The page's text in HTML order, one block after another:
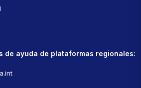
de ayuda de plataformas regionales: